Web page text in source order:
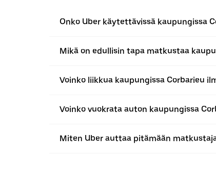
Onko Uber käytettävissä kaupungissa
Mikä on edullisin tapa matkustaa
Voinko liikkua kaupungissa Corbarieu
Voinko vuokrata auton kaupungissa
Miten Uber auttaa pitämään